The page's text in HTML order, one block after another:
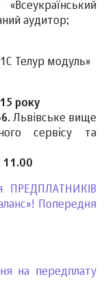
аудитор;
Телур модуль»
року
. Львівське вище
сервісу та
11.00
ПРЕДПЛАТНИКІВ
Попередня
на передплату